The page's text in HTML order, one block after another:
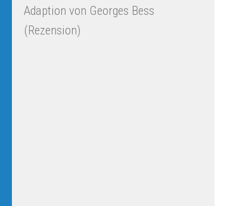
Adaption von Georges Bess
(Rezension)